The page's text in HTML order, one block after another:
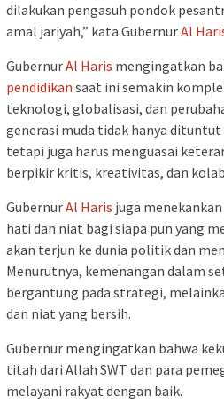
dilakukan pengasuh pondok
amal jariyah,” kata GubernurAl
GubernurAl Haris mengingatkan
pendidikan saat ini semakin
teknologi, globalisasi, dan
generasi muda tidak hanya dituntut
tetapi juga harus menguasai
berpikir kritis, kreativitas, dan
GubernurAl Haris juga
hati dan niat bagi siapa pun yang
akan terjun ke dunia politik dan
Menurutnya, kemenangan dalam
bergantung pada strategi,
dan niat yang bersih.
Gubernur mengingatkan bahwa
titah dari Allah SWT dan para
melayani rakyat dengan baik.